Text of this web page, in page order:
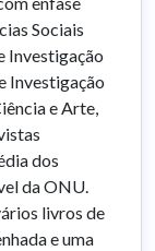
Sociais
Investigação
Investigação
e Arte,
dos
da ONU.
livros de
e uma